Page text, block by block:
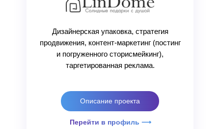
Дизайнерская упаковка, стратегия
продвижения, контент-маркетинг (постинг
и погруженного сторисмейкинг),
таргетированная реклама.
Перейти в профиль ⟶
Описание проекта